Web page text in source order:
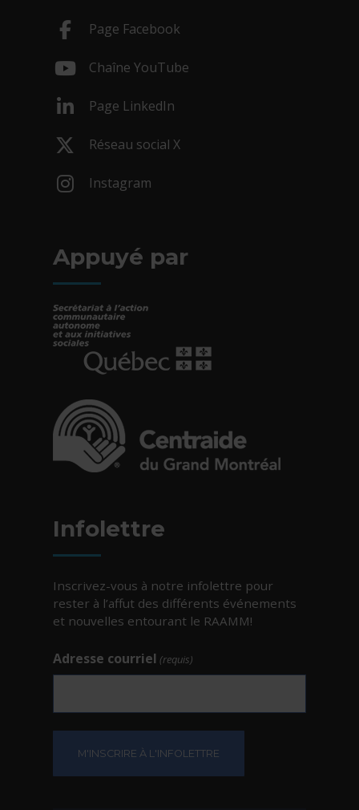
Page Facebook
Chaîne YouTube
Page LinkedIn
Réseau social X
Instagram
Appuyé par
Infolettre
Inscrivez-vous à notre infolettre pour
rester à l’affut des différents événements
et nouvelles entourant le RAAMM!
Adresse courriel (requis)